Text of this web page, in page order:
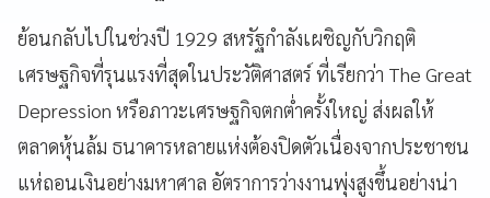
ย้อนกลับไปในช่วงปี 1929 สหรัฐกำลังเผชิญกับวิกฤติ
เศรษฐกิจที่รุนแรงที่สุดในประวัติศาสตร์ ที่เรียกว่า The Great
Depression หรือภาวะเศรษฐกิจตกต่ำครั้งใหญ่ ส่งผลให้
ตลาดหุ้นล้ม ธนาคารหลายแห่งต้องปิดตัวเนื่องจากประชาชน
แห่ถอนเงินอย่างมหาศาล อัตราการว่างงานพุ่งสูงขึ้นอย่างน่า